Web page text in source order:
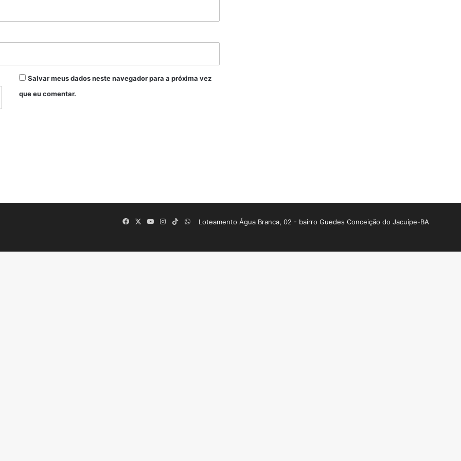
Salvar meus dados neste navegador para a próxima vez
que eu comentar.
Loteamento Água Branca, 02 - bairro Guedes Conceição do Jacuípe-BA
Facebook
X YouTubeInstagram
TikTokWhatsApp